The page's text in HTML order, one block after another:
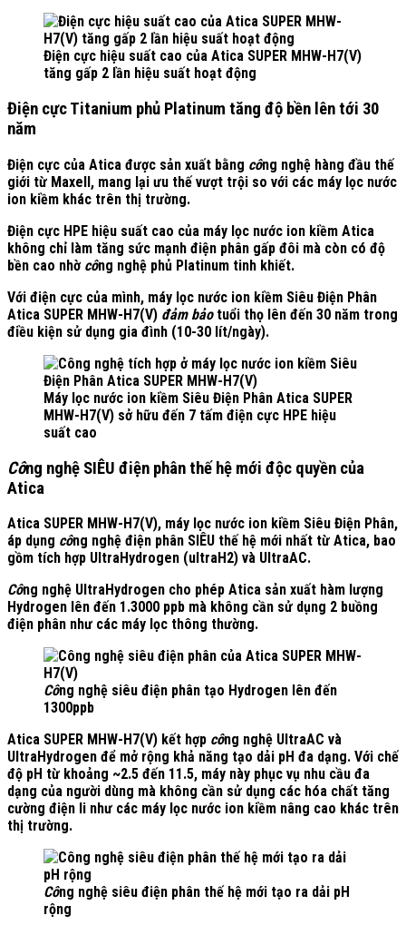
Điện cực hiệu suất cao của Atica SUPER MHW-H7(V)
tăng gấp 2 lần hiệu suất hoạt động
Điện cực Titanium phủ Platinum tăng độ bền lên tới 30
năm
Điện cực của Atica được sản xuất bằng công nghệ hàng đầu thế
giới từ Maxell, mang lại ưu thế vượt trội so với các máy lọc nước
ion kiềm khác trên thị trường.
Điện cực HPE hiệu suất cao của máy lọc nước ion kiềm Atica
không chỉ làm tăng sức mạnh điện phân gấp đôi mà còn có độ
bền cao nhờ công nghệ phủ Platinum tinh khiết.
Với điện cực của mình, máy lọc nước ion kiềm Siêu Điện Phân
Atica SUPER MHW-H7(V) đảm bảo tuổi thọ lên đến 30 năm trong
điều kiện sử dụng gia đình (10-30 lít/ngày).
Máy lọc nước ion kiềm Siêu Điện Phân Atica SUPER
MHW-H7(V) sở hữu đến 7 tấm điện cực HPE hiệu
suất cao
Công nghệ SIÊU điện phân thế hệ mới độc quyền của
Atica
Atica SUPER MHW-H7(V), máy lọc nước ion kiềm Siêu Điện Phân,
áp dụng công nghệ điện phân SIÊU thế hệ mới nhất từ Atica, bao
gồm tích hợp UltraHydrogen (ultraH2) và UltraAC.
Công nghệ UltraHydrogen cho phép Atica sản xuất hàm lượng
Hydrogen lên đến 1.3000 ppb mà không cần sử dụng 2 buồng
điện phân như các máy lọc thông thường.
Công nghệ siêu điện phân tạo Hydrogen lên đến
1300ppb
Atica SUPER MHW-H7(V) kết hợp công nghệ UltraAC và
UltraHydrogen để mở rộng khả năng tạo dải pH đa dạng. Với chế
độ pH từ khoảng ~2.5 đến 11.5, máy này phục vụ nhu cầu đa
dạng của người dùng mà không cần sử dụng các hóa chất tăng
cường điện li như các máy lọc nước ion kiềm nâng cao khác trên
thị trường.
Công nghệ siêu điện phân thế hệ mới tạo ra dải pH
rộng